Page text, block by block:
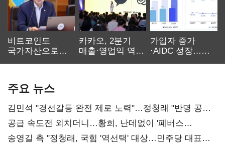
비트코인도
국가자산으로…'
카카오, 2분기
매출·영업익 역대
가입자 증가
·AIDC 성장…
주요 뉴스
김민석 "경선갈등 완전 제로 노력"…정청래 "반명 공세
사과부터"
공급 속도전 외치더니…황희, 난데없이 '폐버스
리모델링' 제안
송영길 측 "정청래, 국힘 '역선택' 대상…민주당 대표로